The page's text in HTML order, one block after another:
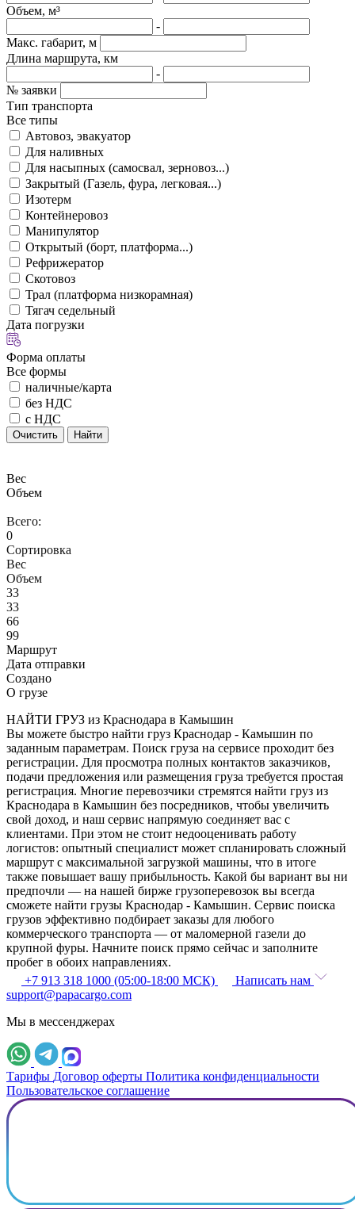
Объем, м³
-
Макс. габарит, м
Длина маршрута, км
-
№ заявки
Тип транспорта
Все типы
Автовоз, эвакуатор
Для наливных
Для насыпных (самосвал, зерновоз...)
Закрытый (Газель, фура, легковая...)
Изотерм
Контейнеровоз
Манипулятор
Открытый (борт, платформа...)
Рефрижератор
Скотовоз
Трал (платформа низкорамная)
Тягач седельный
Дата погрузки
Форма оплаты
Все формы
наличные/карта
без НДС
с НДС
Очистить Найти
Вес
Объем
Всего:
0
Сортировка
Вес
Объем
33
33
66
99
Маршрут
Дата отправки
Создано
О грузе
НАЙТИ ГРУЗ из Краснодара в Камышин
Вы можете быстро найти груз Краснодар - Камышин по
заданным параметрам. Поиск груза на сервисе проходит без
регистрации. Для просмотра полных контактов заказчиков,
подачи предложения или размещения груза требуется простая
регистрация. Многие перевозчики стремятся найти груз из
Краснодара в Камышин без посредников, чтобы увеличить
свой доход, и наш сервис напрямую соединяет вас с
клиентами. При этом не стоит недооценивать работу
логистов: опытный специалист может спланировать сложный
маршрут с максимальной загрузкой машины, что в итоге
также повышает вашу прибыльность. Какой бы вариант вы ни
предпочли — на нашей бирже грузоперевозок вы всегда
сможете найти грузы Краснодар - Камышин. Сервис поиска
грузов эффективно подбирает заказы для любого
коммерческого транспорта — от маломерной газели до
крупной фуры. Начните поиск прямо сейчас и заполните
пробег в обоих направлениях.
+7 913 318 1000 (05:00-18:00 МСК)
Написать нам
support@papacargo.com
Мы в мессенджерах
Тарифы Договор оферты Политика конфиденциальности
Пользовательское соглашение